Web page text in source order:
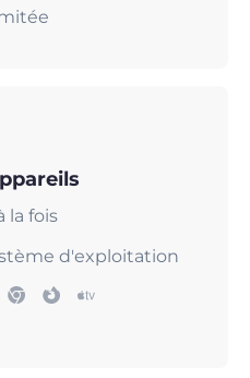
la fois
d'exploitation